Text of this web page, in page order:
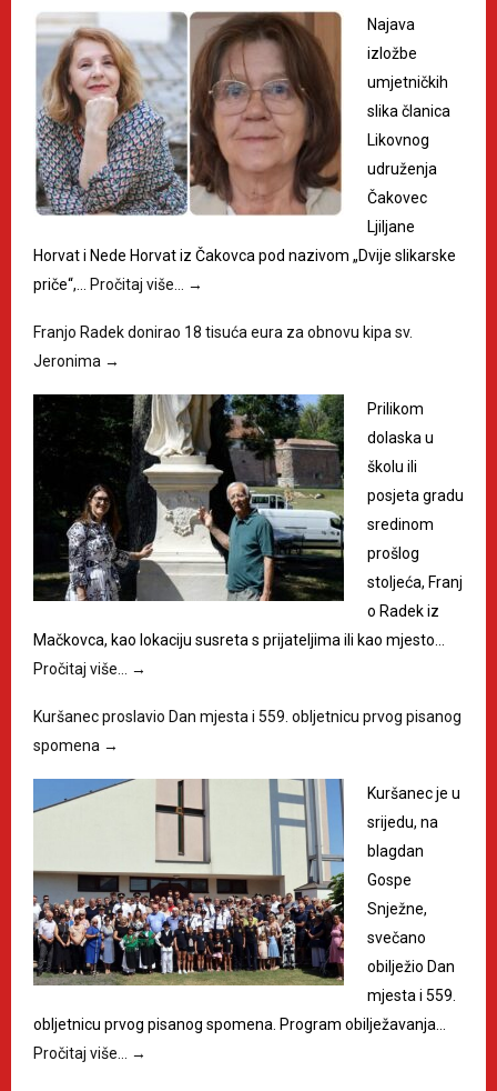
Najava
izložbe
umjetničkih
slika članica
Likovnog
udruženja
Čakovec
Ljiljane
Horvat i Nede Horvat iz Čakovca pod nazivom „Dvije slikarske
priče“,…
Pročitaj više… →
Franjo Radek donirao 18 tisuća eura za obnovu kipa sv.
Jeronima →
Prilikom
dolaska u
školu ili
posjeta gradu
sredinom
prošlog
stoljeća, Franj
o Radek iz
Mačkovca, kao lokaciju susreta s prijateljima ili kao mjesto…
Pročitaj više…
→
Kuršanec proslavio Dan mjesta i 559. obljetnicu prvog pisanog
spomena →
Kuršanec je u
srijedu, na
blagdan
Gospe
Snježne,
svečano
obilježio Dan
mjesta i 559.
obljetnicu prvog pisanog spomena. Program obilježavanja…
Pročitaj više…
→